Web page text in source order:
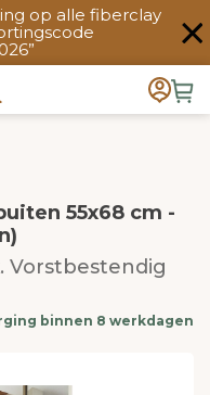
op alle fiberclay
55x68 cm -
Vorstbestendig
binnen 8 werkdagen